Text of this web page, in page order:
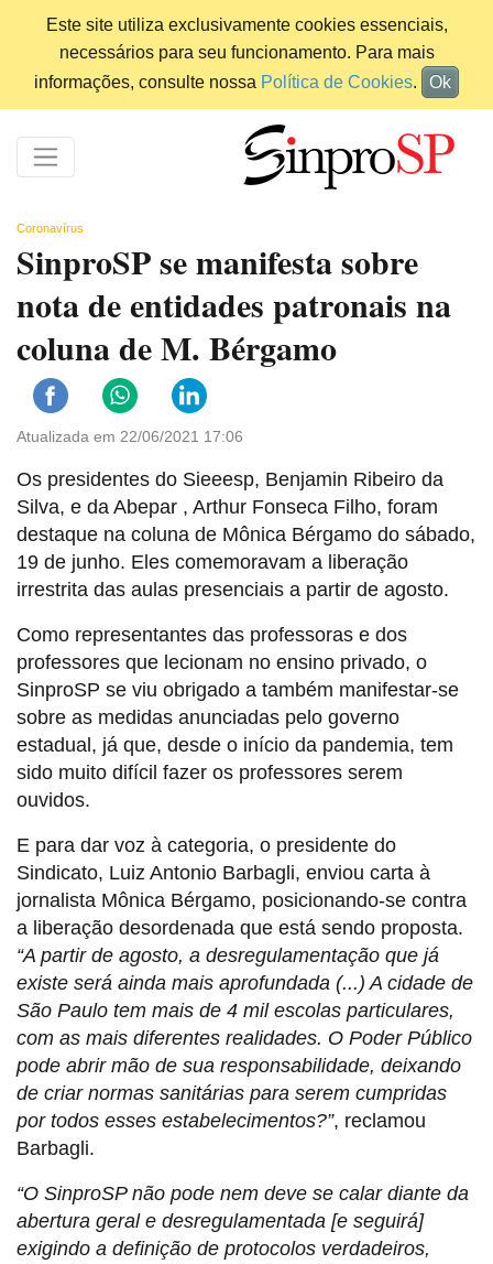
Este site utiliza exclusivamente cookies essenciais,
necessários para seu funcionamento. Para mais
informações, consulte nossa Política de Cookies. Ok
Coronavírus
SinproSP se manifesta sobre
nota de entidades patronais na
coluna de M. Bérgamo
Atualizada em 22/06/2021 17:06
Os presidentes do Sieeesp, Benjamin Ribeiro da
Silva, e da Abepar , Arthur Fonseca Filho, foram
destaque na coluna de Mônica Bérgamo do sábado,
19 de junho. Eles comemoravam a liberação
irrestrita das aulas presenciais a partir de agosto.
Como representantes das professoras e dos
professores que lecionam no ensino privado, o
SinproSP se viu obrigado a também manifestar-se
sobre as medidas anunciadas pelo governo
estadual, já que, desde o início da pandemia, tem
sido muito difícil fazer os professores serem
ouvidos.
E para dar voz à categoria, o presidente do
Sindicato, Luiz Antonio Barbagli, enviou carta à
jornalista Mônica Bérgamo, posicionando-se contra
a liberação desordenada que está sendo proposta.
“A partir de agosto, a desregulamentação que já
existe será ainda mais aprofundada (...) A cidade de
São Paulo tem mais de 4 mil escolas particulares,
com as mais diferentes realidades. O Poder Público
pode abrir mão de sua responsabilidade, deixando
de criar normas sanitárias para serem cumpridas
por todos esses estabelecimentos?”, reclamou
Barbagli.
“O SinproSP não pode nem deve se calar diante da
abertura geral e desregulamentada [e seguirá]
exigindo a definição de protocolos verdadeiros,